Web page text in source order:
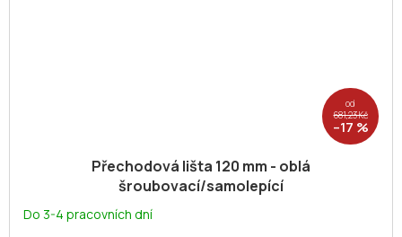
od
681,23 Kč
–17 %
Přechodová lišta 120 mm - oblá
šroubovací/samolepící
Do 3-4 pracovních dní